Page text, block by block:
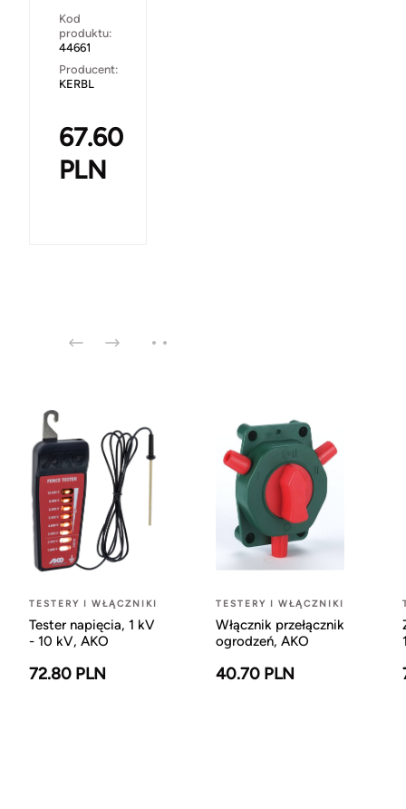
Kod
produktu:
44661
Producent:
KERBL
67.60
PLN
TESTERY I WŁĄCZNIKI
Tester napięcia, 1 kV
- 10 kV, AKO
72.80 PLN
TESTERY I WŁĄCZNIKI
Włącznik przełącznik
ogrodzeń, AKO
40.70 PLN